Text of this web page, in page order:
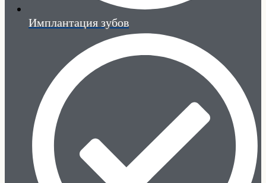
Имплантация зубов